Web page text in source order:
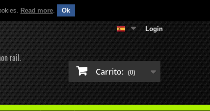
Read more. Ok
Login
Carrito: (0)
rail.